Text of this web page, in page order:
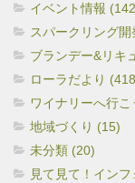
イベント情報
スパークリング
ブランデー&リキ
ローラだより
ワイナリーへ行
地域づくり (15)
未分類 (20)
見て見て！イン